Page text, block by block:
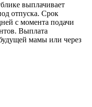
выплачивает
отпуска. Срок
с момента подачи
Выплата
мамы или через